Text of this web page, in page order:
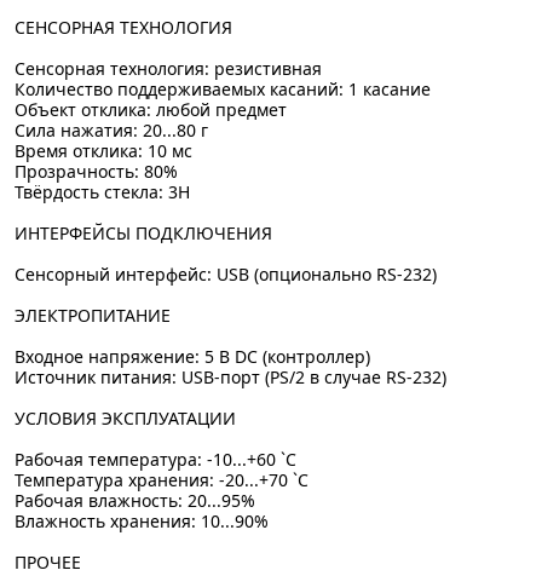
СЕНСОРНАЯ ТЕХНОЛОГИЯ
Сенсорная технология: резистивная
Количество поддерживаемых касаний: 1 касание
Объект отклика: любой предмет
Сила нажатия: 20...80 г
Время отклика: 10 мс
Прозрачность: 80%
Твёрдость стекла: 3H
ИНТЕРФЕЙСЫ ПОДКЛЮЧЕНИЯ
Сенсорный интерфейс: USB (опционально RS-232)
ЭЛЕКТРОПИТАНИЕ
Входное напряжение: 5 В DC (контроллер)
Источник питания: USB-порт (PS/2 в случае RS-232)
УСЛОВИЯ ЭКСПЛУАТАЦИИ
Рабочая температура: -10...+60 `C
Температура хранения: -20...+70 `C
Рабочая влажность: 20...95%
Влажность хранения: 10...90%
ПРОЧЕЕ